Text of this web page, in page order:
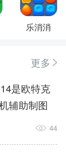
乐消消
更多
是欧特克
辅助制图
施工图绘
44